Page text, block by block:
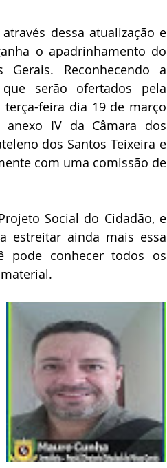
dessa atualização e
o apadrinhamento do
Reconhecendo a
serão ofertados pela
feira dia 19 de março
IV da Câmara dos
dos Santos Teixeira e
com uma comissão de
Social do Cidadão, e
estreitar ainda mais essa
pode conhecer todos os